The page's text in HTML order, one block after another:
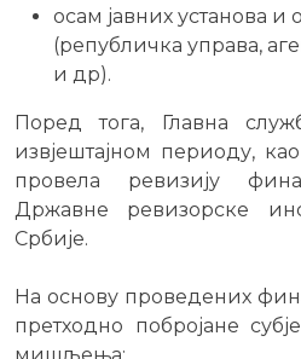
осам јавних установа и
(републичка управа,
и др).
Поред тога, Главна
извјештајном периоду,
провела ревизију
Државне ревизорске
Србије.
На основу проведених
претходно побројане